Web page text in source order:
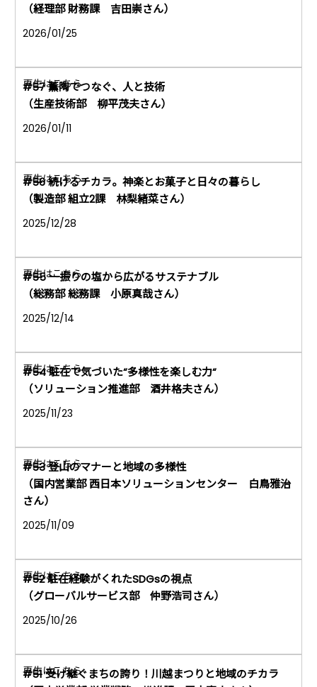
（経理部 財務課 吉田崇さん）
2026/01/25
#57 薫陶でつなぐ、人と技術
（生産技術部 柳平茂夫さん）
2026/01/11
#56 続けるチカラ。神楽とお菓子と日々の暮らし
（製造部 組立2課 林梨緒菜さん）
2025/12/28
#55 一振りの塩から広がるサステナブル
（総務部 総務課 小原真哉さん）
2025/12/14
#54 駐在で気づいた“多様性を楽しむ力“
（ソリューション推進部 酒井格夫さん）
2025/11/23
#53 登山のマナーと地域の多様性
（国内営業部 西日本ソリューションセンター 白鳥雅治
さん）
2025/11/09
#52 駐在経験がくれたSDGsの視点
（グローバルサービス部 仲野浩司さん）
2025/10/26
#51 受け継ぐまちの誇り！川越まつりと地域のチカラ